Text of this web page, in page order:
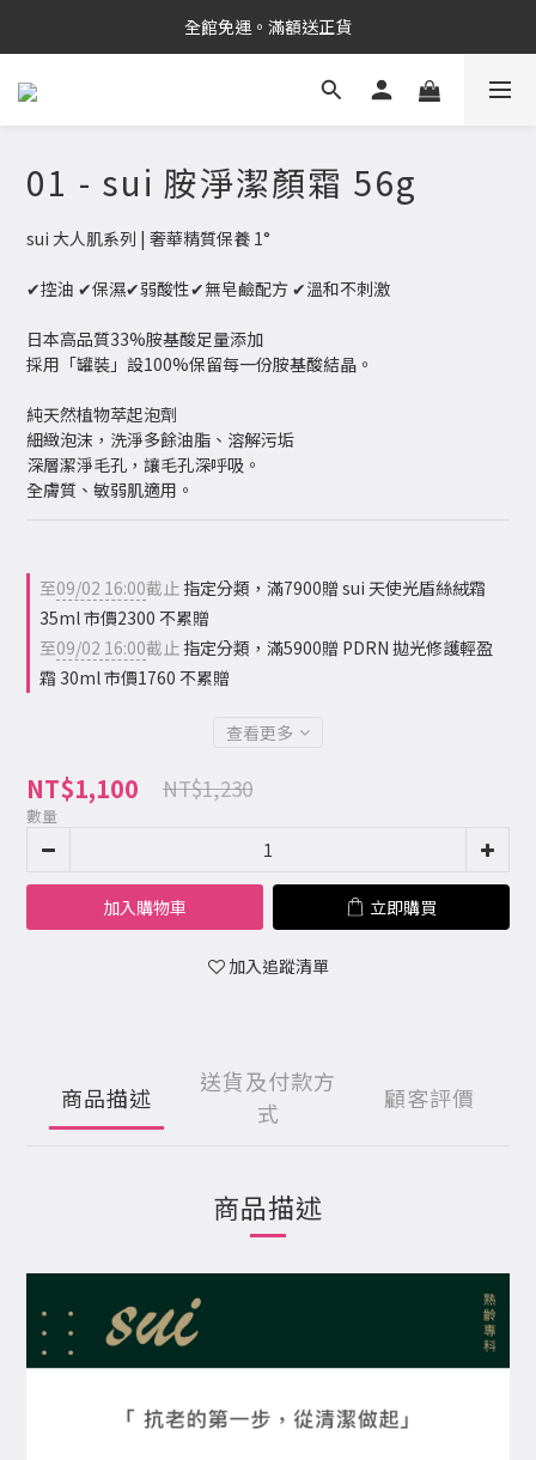
新品上市✨PDRN抗老精華
全館免運。滿額送正貨
新品上市✨PDRN抗老精華
01 - sui 胺淨潔顏霜 56g
sui 大人肌系列 | 奢華精質保養 1°
✔控油 ✔保濕✔弱酸性✔無皂鹼配方 ✔溫和不刺激
日本高品質33%胺基酸足量添加
採用「罐裝」設100%保留每一份胺基酸結晶。
純天然植物萃起泡劑
細緻泡沫，洗淨多餘油脂、溶解污垢
深層潔淨毛孔，讓毛孔深呼吸。
全膚質、敏弱肌適用。
至09/02 16:00截止 指定分類，滿7900贈 sui 天使光盾絲絨霜
35ml 市價2300 不累贈
至09/02 16:00截止 指定分類，滿5900贈 PDRN 拋光修護輕盈
霜 30ml 市價1760 不累贈
查看更多
NT$1,100 NT$1,230
數量
加入購物車 立即購買
加入追蹤清單
商品描述
送貨及付款方
式
顧客評價
商品描述